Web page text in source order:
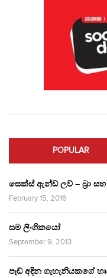
POPULAR
සෙක්ස් ඇන්ඩ් ලව් – බ්‍රා සහ
February 15, 2016
සම ලිංගිකයෝ
September 9, 2013
පෑඩ් අඳින ගැහැනියකගේ